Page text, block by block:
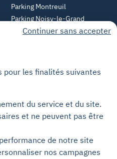
Parking Montreuil
Parking Noisy-le-Grand
Parking Clermont-Ferrand
7501 2017 000 019 582 portant
"Transaction" délivrée par la CCI de
vente Stationnement
de vente Recharge
Continuer sans accepter
pour les finalités suivantes
du service et du site.
et ne peuvent pas être
de notre site
nos campagnes